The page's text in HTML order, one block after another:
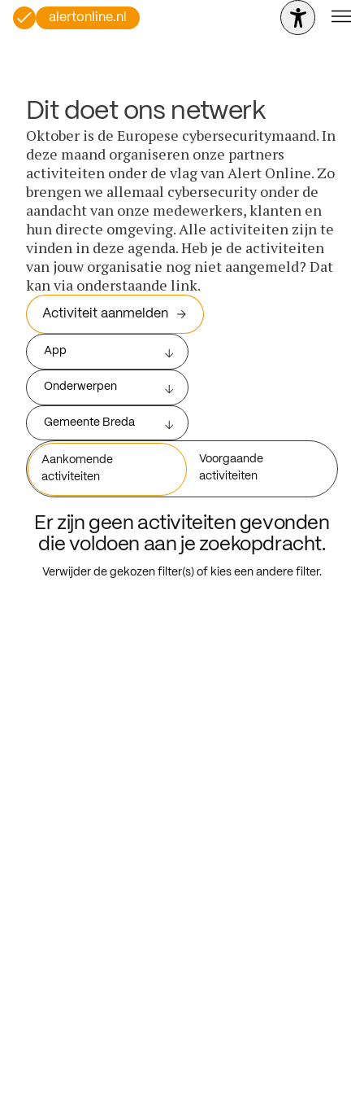
alertonline.nl
Dit doet ons netwerk
Oktober is de Europese cybersecuritymaand. In
deze maand organiseren onze partners
activiteiten onder de vlag van Alert Online. Zo
brengen we allemaal cybersecurity onder de
aandacht van onze medewerkers, klanten en
hun directe omgeving. Alle activiteiten zijn te
vinden in deze agenda. Heb je de activiteiten
van jouw organisatie nog niet aangemeld? Dat
kan via onderstaande link.
Activiteit aanmelden
App
Onderwerpen
Gemeente Breda
Aankomende
activiteiten
Voorgaande
activiteiten
Er zijn geen activiteiten gevonden
die voldoen aan je zoekopdracht.
Verwijder de gekozen filter(s) of kies een andere filter.